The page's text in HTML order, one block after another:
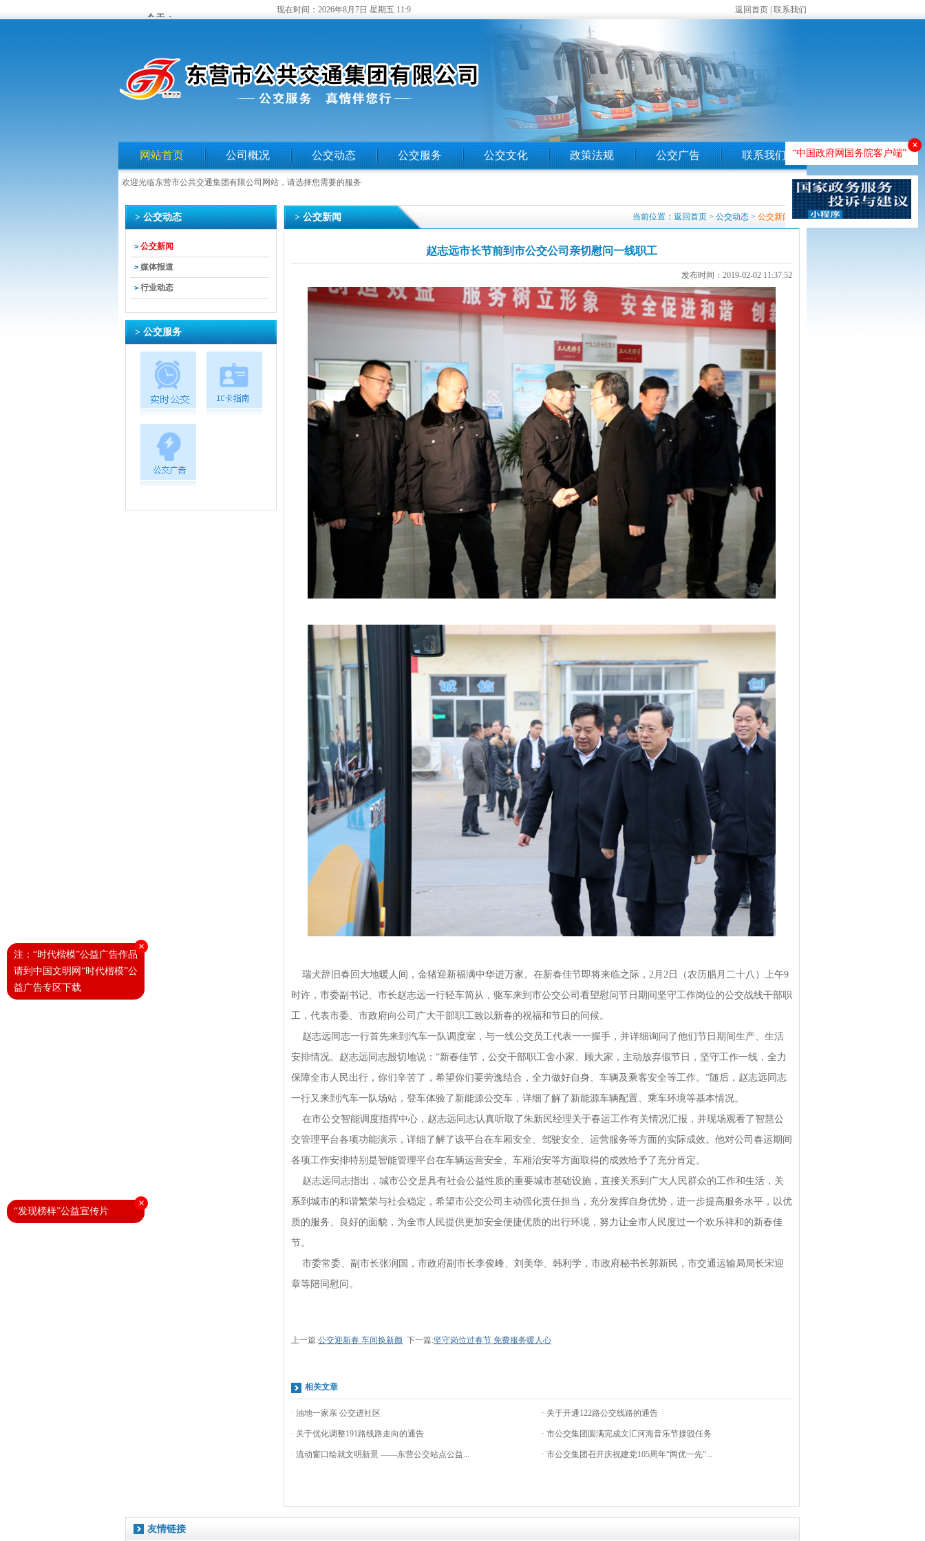
现在时间： 2026年8月7日 星期五 11:9 返回首页 联系我们
网站首页 公司概况 公交动态 公交服务 公交文化 政策法规 公交广告 联系我们
欢迎光临东营市公共交通集团有限公司网站，请选择您需要的服务
> 公交动态
> 公交新闻
> 媒体报道
> 行业动态
> 公交服务
当前位置： 返回首页 > 公交动态 > 公交新闻
> 公交新闻
赵志远市长节前到市公交公司亲切慰问一线职工
发布时间：2019-02-02 11:37:52
瑞犬辞旧春回大地暖人间，金猪迎新福满中华进万家。在新春佳节即将来临之际，2月2日（农历腊月二十八）上午9
时许，市委副书记、市长赵志远一行轻车简从，驱车来到市公交公司看望慰问节日期间坚守工作岗位的公交战线干部职
工，代表市委、市政府向公司广大干部职工致以新春的祝福和节日的问候。
赵志远同志一行首先来到汽车一队调度室，与一线公交员工代表一一握手，并详细询问了他们节日期间生产、生活
安排情况。赵志远同志殷切地说：“新春佳节，公交干部职工舍小家、顾大家，主动放弃假节日，坚守工作一线，全力
保障全市人民出行，你们辛苦了，希望你们要劳逸结合，全力做好自身、车辆及乘客安全等工作。”随后，赵志远同志
一行又来到汽车一队场站，登车体验了新能源公交车，详细了解了新能源车辆配置、乘车环境等基本情况。
在市公交智能调度指挥中心，赵志远同志认真听取了朱新民经理关于春运工作有关情况汇报，并现场观看了智慧公
交管理平台各项功能演示，详细了解了该平台在车厢安全、驾驶安全、运营服务等方面的实际成效。他对公司春运期间
各项工作安排特别是智能管理平台在车辆运营安全、车厢治安等方面取得的成效给予了充分肯定。
赵志远同志指出，城市公交是具有社会公益性质的重要城市基础设施，直接关系到广大人民群众的工作和生活，关
系到城市的和谐繁荣与社会稳定，希望市公交公司主动强化责任担当，充分发挥自身优势，进一步提高服务水平，以优
质的服务、良好的面貌，为全市人民提供更加安全便捷优质的出行环境，努力让全市人民度过一个欢乐祥和的新春佳
节。
市委常委、副市长张润国，市政府副市长李俊峰、刘美华、韩利学，市政府秘书长郭新民，市交通运输局局长宋迎
章等陪同慰问。
上一篇:公交迎新春 车间换新颜 下一篇:坚守岗位过春节 免费服务暖人心
相关文章
· 油地一家亲 公交进社区 · 关于开通122路公交线路的通告
· 关于优化调整191路线路走向的通告 · 市公交集团圆满完成文汇河海音乐节接驳任务
· 流动窗口绘就文明新景 ——东营公交站点公益... · 市公交集团召开庆祝建党105周年“两优一先”...
友情链接
×
“中国政府网国务院客户端”
×
注：“时代楷模”公益广告作品
请到中国文明网“时代楷模”公
益广告专区下载
×
“发现榜样”公益宣传片